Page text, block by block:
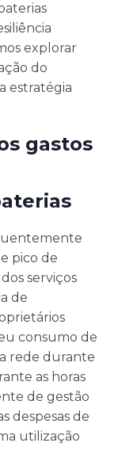
explorar
do
estratégia
gastos
pico de
serviços
de
consumo de
rede durante
as horas
de gestão
despesas de
utilização